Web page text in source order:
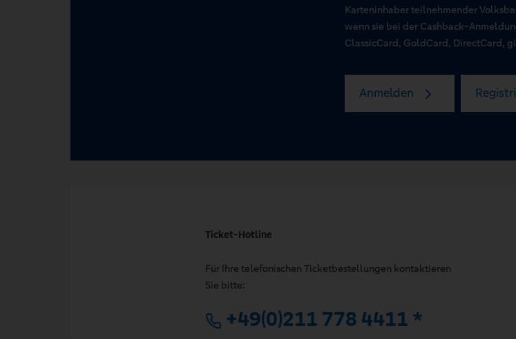
Karteninhaber teilnehmender
wenn sie bei der Cashback-
ClassicCard, GoldCard, DirectCard,
Anmelden
Ticket-Hotline
Für Ihre telefonischen Ticketbestellungen kontaktieren
Sie bitte:
+49(0)211 778 4411 *